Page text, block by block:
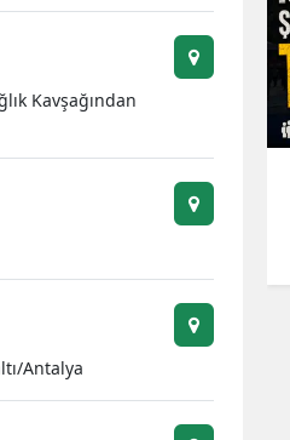
Sakarya
Kavşağından
Antalya